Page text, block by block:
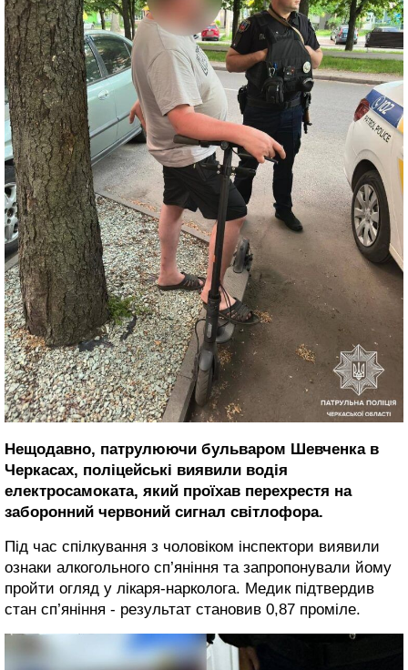
Нещодавно, патрулюючи бульваром Шевченка в
Черкасах, поліцейські виявили водія
електросамоката, який проїхав перехрестя на
заборонний червоний сигнал світлофора.
Під час спілкування з чоловіком інспектори виявили
ознаки алкогольного сп’яніння та запропонували йому
пройти огляд у лікаря-нарколога. Медик підтвердив
стан сп’яніння - результат становив 0,87 проміле.